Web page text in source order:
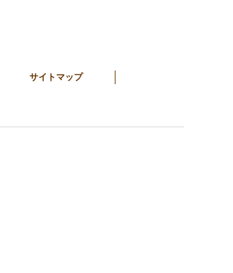
サイトマップ